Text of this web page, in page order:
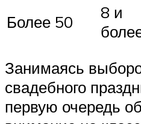
Более 50
8 и
Занимаясь
свадебного
первую очередь